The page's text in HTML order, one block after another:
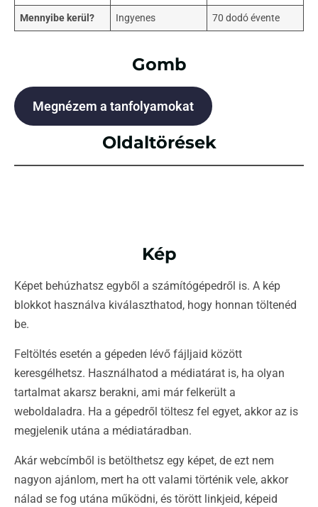
Mennyibe kerül? Ingyenes 70 dodó évente
Gomb
Megnézem a tanfolyamokat
Oldaltörések
Kép
Képet behúzhatsz egyből a számítógépedről is. A kép
blokkot használva kiválaszthatod, hogy honnan töltenéd
be.
Feltöltés esetén a gépeden lévő fájljaid között
keresgélhetsz. Használhatod a médiatárat is, ha olyan
tartalmat akarsz berakni, ami már felkerült a
weboldaladra. Ha a gépedről töltesz fel egyet, akkor az is
megjelenik utána a médiatáradban.
Akár webcímből is betölthetsz egy képet, de ezt nem
nagyon ajánlom, mert ha ott valami történik vele, akkor
nálad se fog utána működni, és törött linkjeid, képeid